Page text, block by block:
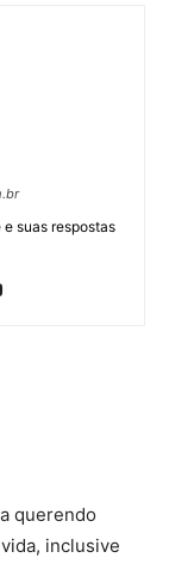
suas respostas
querendo
inclusive